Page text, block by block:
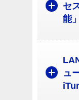
セ
能」
ュ